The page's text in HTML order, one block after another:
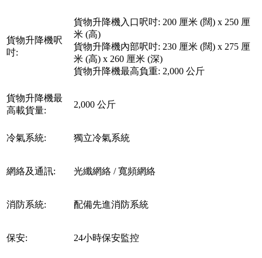
貨物升降機呎
吋:
貨物升降機入口呎吋: 200 厘米 (闊) x 250 厘
米 (高)
貨物升降機內部呎吋: 230 厘米 (闊) x 275 厘
米 (高) x 260 厘米 (深)
貨物升降機最高負重: 2,000 公斤
貨物升降機最
高載貨量:
2,000 公斤
冷氣系統: 獨立冷氣系統
網絡及通訊: 光纖網絡 / 寬頻網絡
消防系統: 配備先進消防系統
保安: 24小時保安監控